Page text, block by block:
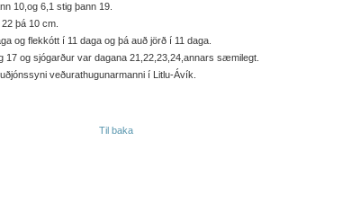
10,og 6,1 stig þann 19.
þá 10 cm.
og flekkótt í 11 daga og þá auð jörð í 11 daga.
og sjógarður var dagana 21,22,23,24,annars sæmilegt.
veðurathugunarmanni í Litlu-Ávík.
Til baka